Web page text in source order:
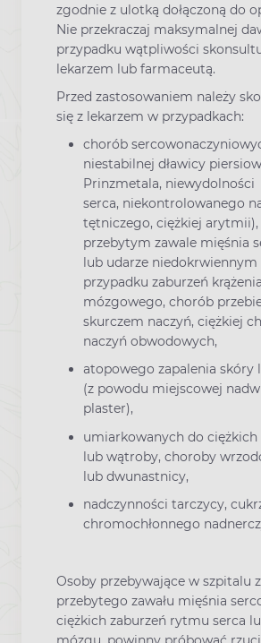
zgodnie z ulotką dołączoną do
Nie przekraczaj maksymalnej
przypadku wątpliwości
lekarzem lub farmaceutą.
Przed zastosowaniem należy
się z lekarzem w przypadkach:
chorób
niestabilnej dławicy
Prinzmetala, niewydolności
serca, niekontrolowanego
tętniczego, ciężkiej
przebytym zawale mięśnia
lub udarze
przypadku zaburzeń krążenia
mózgowego, chorób
skurczem naczyń, ciężkiej
naczyń obwodowych,
atopowego zapalenia skóry
(z powodu miejscowej
plaster),
umiarkowanych do
lub wątroby, choroby
lub dwunastnicy,
nadczynności tarczycy,
chromochłonnego
Osoby przebywające w szpitalu
przebytego zawału mięśnia
ciężkich zaburzeń rytmu serca